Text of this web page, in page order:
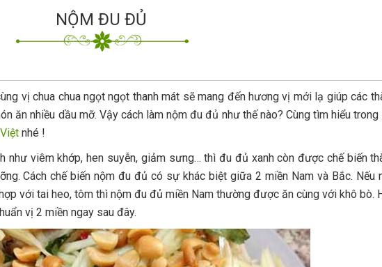
NỘM ĐU ĐỦ
vị chua chua ngọt ngọt thanh mát sẽ mang đến hương vị mới lạ giúp các
ăn nhiều dầu mỡ. Vậy cách làm nộm đu đủ như thế nào? Cùng tìm hiểu trong
nhé !
như viêm khớp, hen suyễn, giảm sưng… thì đu đủ xanh còn được chế biến
Cách chế biến nộm đu đủ có sự khác biệt giữa 2 miền Nam và Bắc. Nếu
với tai heo, tôm thì nộm đu đủ miền Nam thường được ăn cùng với khô bò.
vị 2 miền ngay sau đây.